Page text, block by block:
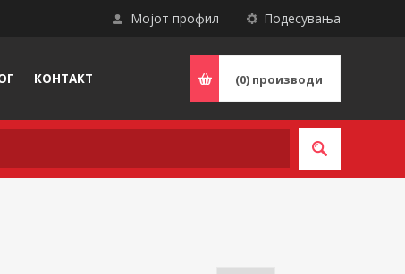
Подесувања
Мојот профил
КОНТАКТ (0) производи